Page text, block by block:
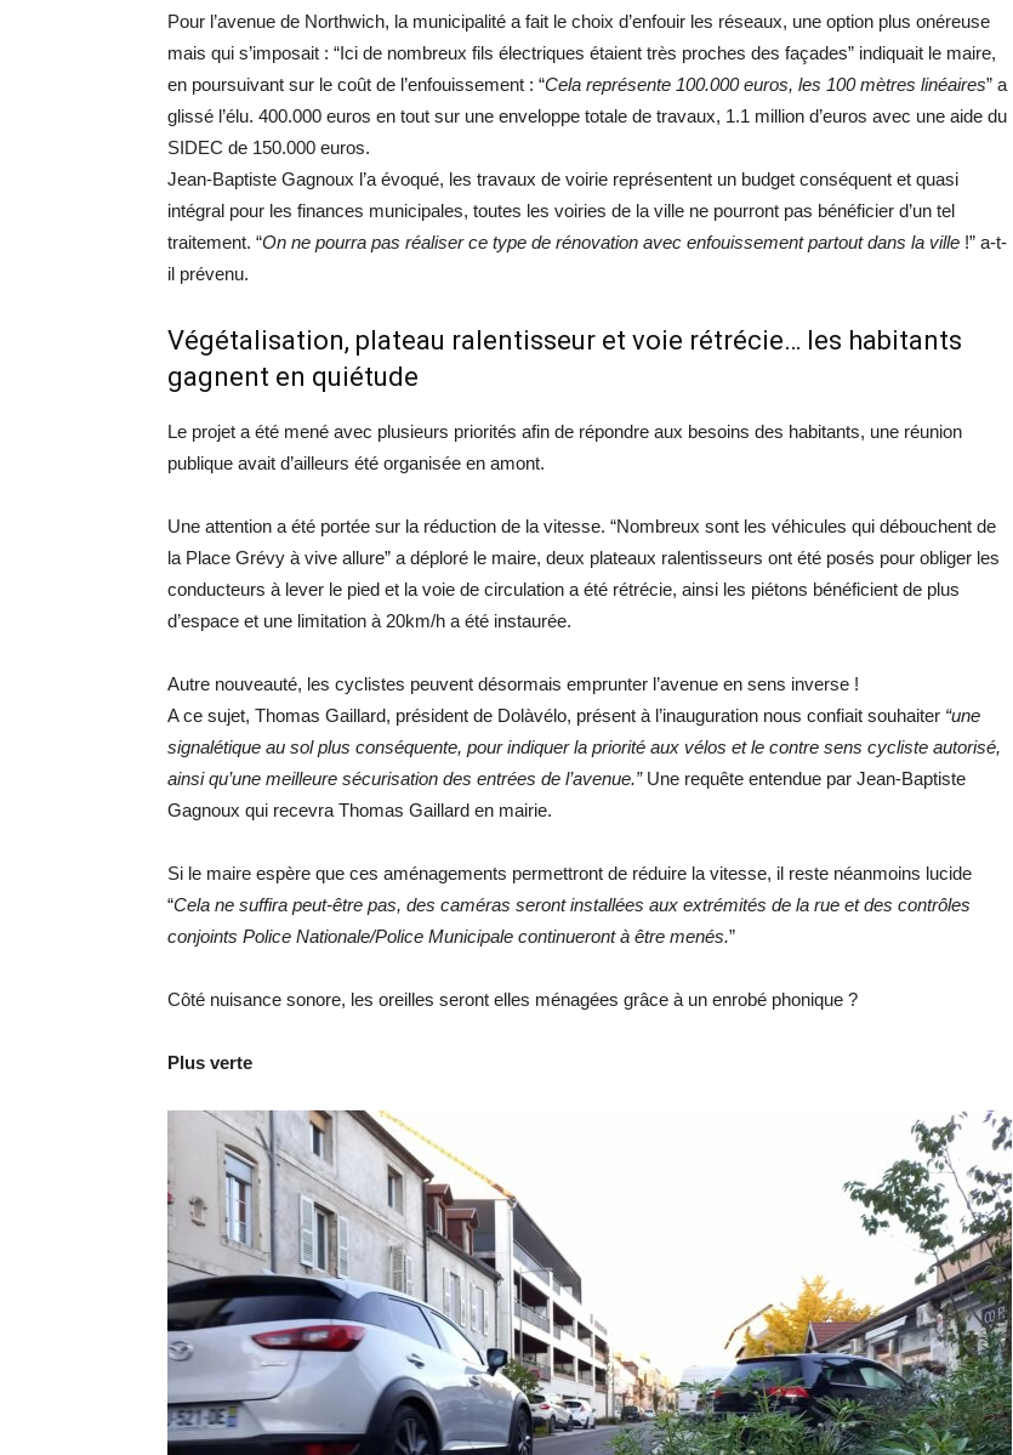
Pour l’avenue de Northwich, la municipalité a fait le choix d’enfouir les réseaux, une option plus onéreuse
mais qui s’imposait : “Ici de nombreux fils électriques étaient très proches des façades” indiquait le maire,
en poursuivant sur le coût de l’enfouissement : “Cela représente 100.000 euros, les 100 mètres linéaires” a
glissé l’élu. 400.000 euros en tout sur une enveloppe totale de travaux, 1.1 million d’euros avec une aide du
SIDEC de 150.000 euros.
Jean-Baptiste Gagnoux l’a évoqué, les travaux de voirie représentent un budget conséquent et quasi
intégral pour les finances municipales, toutes les voiries de la ville ne pourront pas bénéficier d’un tel
traitement. “On ne pourra pas réaliser ce type de rénovation avec enfouissement partout dans la ville !” a-t-
il prévenu.
Végétalisation, plateau ralentisseur et voie rétrécie… les habitants
gagnent en quiétude
Le projet a été mené avec plusieurs priorités afin de répondre aux besoins des habitants, une réunion
publique avait d’ailleurs été organisée en amont.
Une attention a été portée sur la réduction de la vitesse. “Nombreux sont les véhicules qui débouchent de
la Place Grévy à vive allure” a déploré le maire, deux plateaux ralentisseurs ont été posés pour obliger les
conducteurs à lever le pied et la voie de circulation a été rétrécie, ainsi les piétons bénéficient de plus
d’espace et une limitation à 20km/h a été instaurée.
Autre nouveauté, les cyclistes peuvent désormais emprunter l’avenue en sens inverse !
A ce sujet, Thomas Gaillard, président de Dolàvélo, présent à l’inauguration nous confiait souhaiter “une
signalétique au sol plus conséquente, pour indiquer la priorité aux vélos et le contre sens cycliste autorisé,
ainsi qu’une meilleure sécurisation des entrées de l’avenue.”Une requête entendue par Jean-Baptiste
Gagnoux qui recevra Thomas Gaillard en mairie.
Si le maire espère que ces aménagements permettront de réduire la vitesse, il reste néanmoins lucide
“Cela ne suffira peut-être pas, des caméras seront installées aux extrémités de la rue et des contrôles
conjoints Police Nationale/Police Municipale continueront à être menés.”
Côté nuisance sonore, les oreilles seront elles ménagées grâce à un enrobé phonique ?
Plus verte